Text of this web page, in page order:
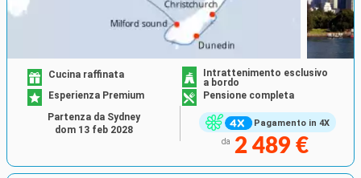
Pagamento in 4X
Cucina raffinata
Intrattenimento esclusivo
a bordo
Esperienza Premium
Pensione completa
da 2 489 €
Partenza da Sydney
dom 13 feb 2028